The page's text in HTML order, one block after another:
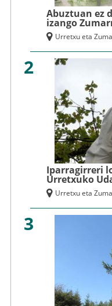
Abuztuan ez
izango
Urretxu eta
2
Iparragirreri
Urretxuko
Urretxu eta
3